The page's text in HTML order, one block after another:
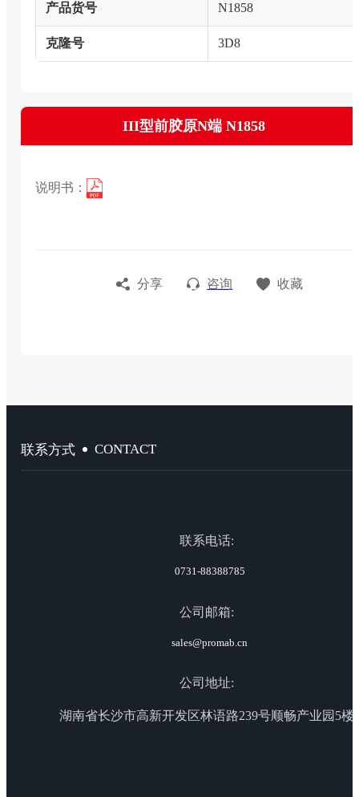
产品货号 N1858
克隆号 3D8
III型前胶原N端 N1858
说明书：
分享 咨询 收藏
联系方式 CONTACT
联系电话:
0731-88388785
公司邮箱:
sales@promab.cn
公司地址:
湖南省长沙市高新开发区林语路239号顺畅产业园5楼